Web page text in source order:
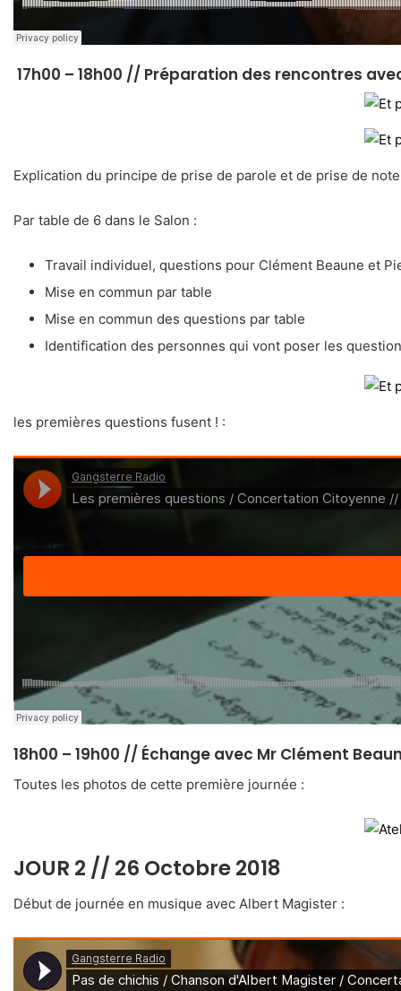
17h00 – 18h00 // Préparation des rencontres
Explication du principe de prise de parole et de prise de
Par table de 6 dans le Salon :
Travail individuel, questions pour Clément Beaune et
Mise en commun par table
Mise en commun des questions par table
Identification des personnes qui vont poser les
les premières questions fusent ! :
18h00 – 19h00 // Échange avec Mr Clément
Toutes les photos de cette première journée :
JOUR 2 // 26 Octobre 2018
Début de journée en musique avec Albert Magister :